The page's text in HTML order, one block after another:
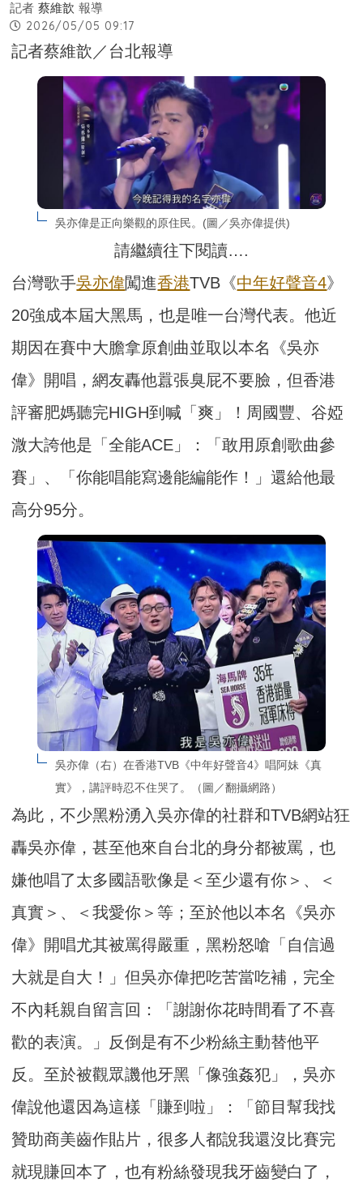
記者 蔡維歆 報導
2026/05/05 09:17
記者蔡維歆／台北報導
吳亦偉是正向樂觀的原住民。(圖／吳亦偉提供)
請繼續往下閱讀….
台灣歌手吳亦偉闖進香港TVB《中年好聲音4》
20強成本屆大黑馬，也是唯一台灣代表。他近
期因在賽中大膽拿原創曲並取以本名《吳亦
偉》開唱，網友轟他囂張臭屁不要臉，但香港
評審肥媽聽完HIGH到喊「爽」！周國豐、谷婭
溦大誇他是「全能ACE」：「敢用原創歌曲參
賽」、「你能唱能寫邊能編能作！」還給他最
高分95分。
吳亦偉（右）在香港TVB《中年好聲音4》唱阿妹《真
實》，講評時忍不住哭了。（圖／翻攝網路）
為此，不少黑粉湧入吳亦偉的社群和TVB網站狂
轟吳亦偉，甚至他來自台北的身分都被罵，也
嫌他唱了太多國語歌像是＜至少還有你＞、＜
真實＞、＜我愛你＞等；至於他以本名《吳亦
偉》開唱尤其被罵得嚴重，黑粉怒嗆「自信過
大就是自大！」但吳亦偉把吃苦當吃補，完全
不內耗親自留言回：「謝謝你花時間看了不喜
歡的表演。」反倒是有不少粉絲主動替他平
反。至於被觀眾譏他牙黑「像強姦犯」，吳亦
偉說他還因為這樣「賺到啦」：「節目幫我找
贊助商美齒作貼片，很多人都說我還沒比賽完
就現賺回本了，也有粉絲發現我牙齒變白了，